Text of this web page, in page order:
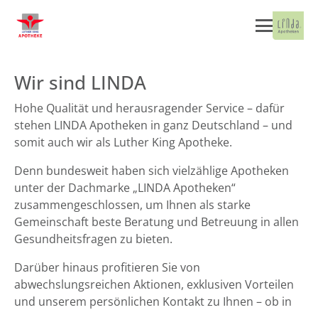
Wir sind LINDA
Hohe Qualität und herausragender Service – dafür
stehen LINDA Apotheken in ganz Deutschland – und
somit auch wir als Luther King Apotheke.
Denn bundesweit haben sich vielzählige Apotheken
unter der Dachmarke „LINDA Apotheken“
zusammengeschlossen, um Ihnen als starke
Gemeinschaft beste Beratung und Betreuung in allen
Gesundheitsfragen zu bieten.
Darüber hinaus profitieren Sie von
abwechslungsreichen Aktionen, exklusiven Vorteilen
und unserem persönlichen Kontakt zu Ihnen – ob in